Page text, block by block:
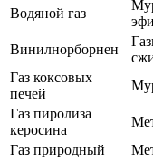
Водяной газ
Винилнорборнен
Газ коксовых
печей
Газ пиролиза
керосина
Газ природный